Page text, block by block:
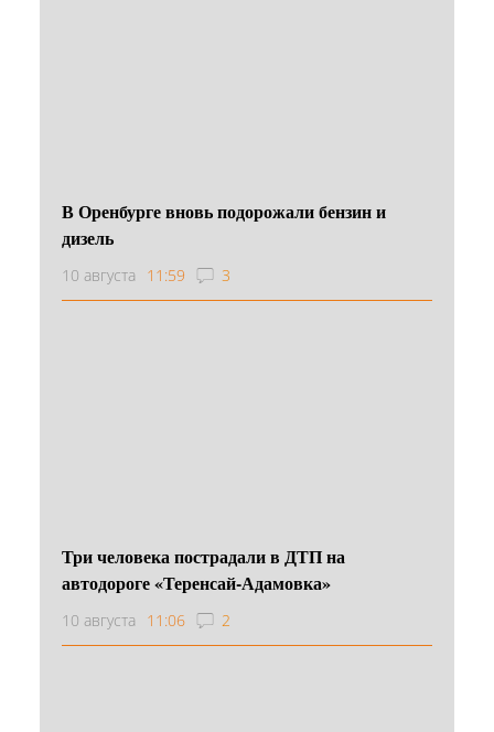
В Оренбурге вновь подорожали бензин и
дизель
10 августа 11:59 3
Три человека пострадали в ДТП на
автодороге «Теренсай-Адамовка»
10 августа 11:06 2